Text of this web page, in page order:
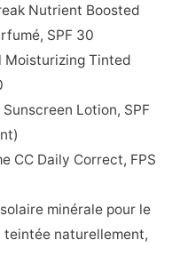
Nutrient Boosted
SPF 30
Moisturizing Tinted
Lotion, SPF
CC Daily Correct, FPS
minérale pour le
teintée naturellement,